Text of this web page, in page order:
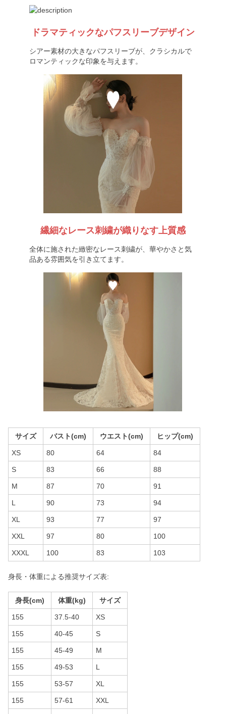
ロマンティックな印象を与えます。
品ある雰囲気を引き立てます。
サイズ バスト(cm) ウエスト(cm) ヒップ(cm)
XS 80 64 84
S 83 66 88
M 87 70 91
L 90 73 94
XL 93 77 97
XXL 97 80 100
XXXL 100 83 103
身長(cm) 体重(kg) サイズ
155 37.5-40 XS
155 40-45 S
155 45-49 M
155 49-53 L
155 53-57 XL
155 57-61 XXL
155 61-65 XXXL